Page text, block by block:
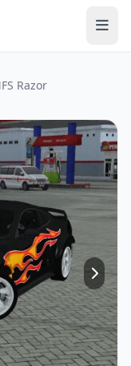
Razor